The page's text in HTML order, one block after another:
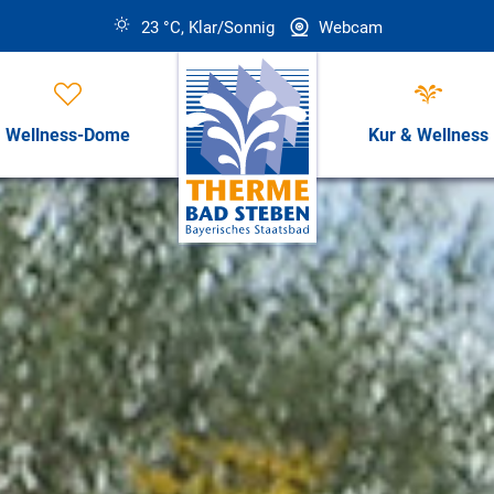
23 °C, Klar/Sonnig Webcam
Öffnungszeiten, Preise &
Wellness-Dome Kur & Wellness
Öffnungszeiten & Preise